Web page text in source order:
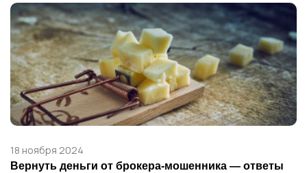
18 ноября 2024
Вернуть деньги от брокера-мошенника — ответы